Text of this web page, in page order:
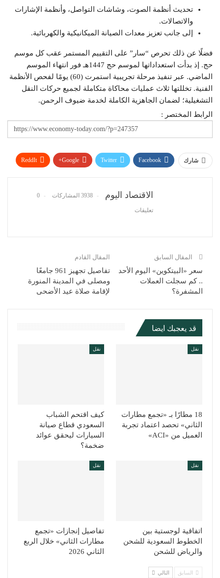
تحديث أنظمة الصوت، وشاشات التواصل، وأنظمة الإشارات
والاتصالات.
إلى جانب تعزيز معدات الصيانة الميكانيكية والكهربائية.
فضلًا عن ذلك تحرص “سار” على التقييم المستمر عقب كل موسم
حج. إذ بدأت استعداداتها لموسم حج 1447هـ فور انتهاء الموسم
الماضي. عبر تنفيذ مرحلة تجريبية استمرت (60) يومًا لفحص الأنظمة
الفنية. تخللتها ثلاث عمليات محاكاة متكاملة لجميع حركات النقل
التشغيلية؛ لضمان الجاهزية الكاملة لخدمة ضيوف الرحمن.
الرابط المختصر :
شارك Facebook
Twitter
Google+
ReddIt
الاقتصاد اليوم 3938 المشاركات 0
تعليقات
المقال السابق
سعر «البيتكوين» اليوم الأحد
.. كم سجلت العملات
المشفرة؟
المقال القادم
تفاصيل تجهيز 961 جامعًا
ومصلى في المدينة المنورة
لإقامة صلاة عيد الأضحى
قد يعجبك ايضا
نقل
18 مطارًا بـ «تجمع مطارات
الثاني» تحصد اعتماد تجربة
العميل من «ACI»
نقل
كيف اقتحم الشباب
السعودي قطاع صيانة
السيارات ليحقق عوائد
ضخمة؟
نقل
اتفاقية لوجستية بين
الخطوط السعودية للشحن
والرياض للشحن
نقل
تفاصيل إنجازات «تجمع
مطارات الثاني» خلال الربع
الثاني 2026
السابق التالي